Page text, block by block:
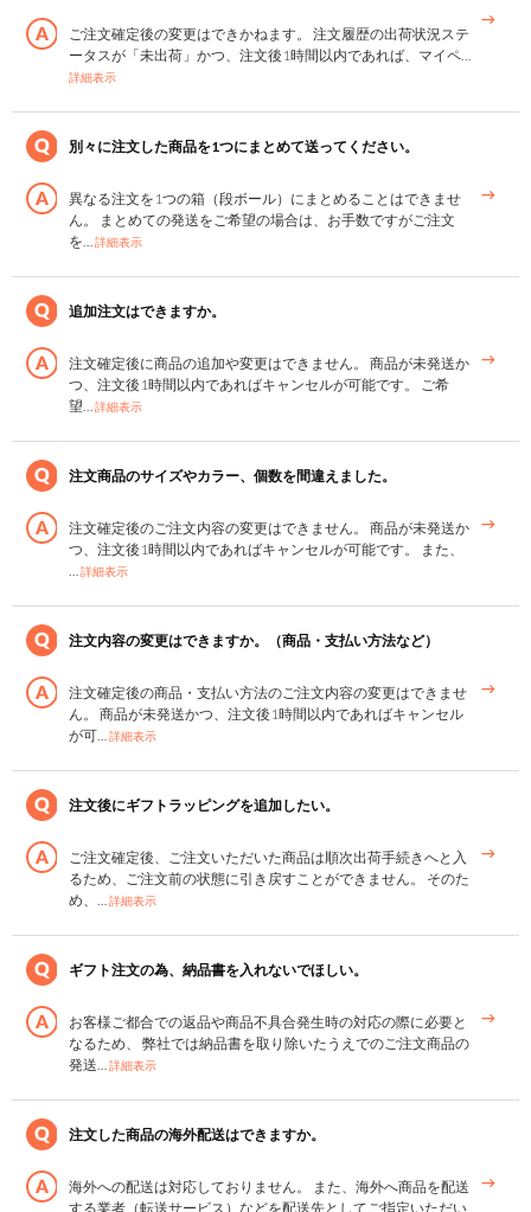
ご注文確定後の変更はできかねます。 注文履歴の出荷状況ステ
ータスが「未出荷」かつ、注文後1時間以内であれば、マイペ…
詳細表示
別々に注文した商品を1つにまとめて送ってください。
異なる注文を1つの箱（段ボール）にまとめることはできませ
ん。 まとめての発送をご希望の場合は、お手数ですがご注文
を…詳細表示
追加注文はできますか。
注文確定後に商品の追加や変更はできません。 商品が未発送か
つ、注文後1時間以内であればキャンセルが可能です。 ご希
望…詳細表示
注文商品のサイズやカラー、個数を間違えました。
注文確定後のご注文内容の変更はできません。 商品が未発送か
つ、注文後1時間以内であればキャンセルが可能です。 また、
…詳細表示
注文内容の変更はできますか。（商品・支払い方法など）
注文確定後の商品・支払い方法のご注文内容の変更はできませ
ん。 商品が未発送かつ、注文後1時間以内であればキャンセル
が可…詳細表示
注文後にギフトラッピングを追加したい。
ご注文確定後、ご注文いただいた商品は順次出荷手続きへと入
るため、ご注文前の状態に引き戻すことができません。 そのた
め、…詳細表示
ギフト注文の為、納品書を入れないでほしい。
お客様ご都合での返品や商品不具合発生時の対応の際に必要と
なるため、 弊社では納品書を取り除いたうえでのご注文商品の
発送…詳細表示
注文した商品の海外配送はできますか。
海外への配送は対応しておりません。 また、海外へ商品を配送
する業者（転送サービス）などを配送先としてご指定いただい